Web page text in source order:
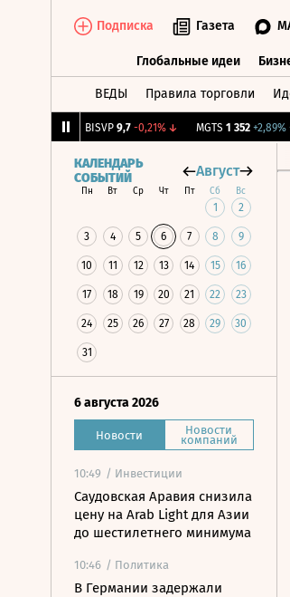
Подписка Газета
Глобальные идеи
ВЕДЫ Правила торговли
BISVP 9,7 -0,21%↓ MGTS 1 352 +2,89%↑
КАЛЕНДАРЬ
СОБЫТИЙ
Август
Пн Вт Ср Чт Пт Сб Вс
1 2
3 4 5 6 7 8 9
10 11 12 13 14 15 16
17 18 19 20 21 22 23
24 25 26 27 28 29 30
31
6 августа 2026
Новости Новости
компаний
10:49 / Инвестиции
Саудовская Аравия снизила
цену на Arab Light для Азии
до шестилетнего минимума
10:46 / Политика
В Германии задержали